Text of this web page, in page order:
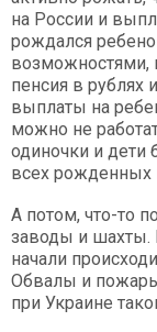
на России и
рождался
возможностями,
пенсия в рублях
выплаты на
можно не
одиночки и дети
всех
А потом, что-то
заводы и шахты.
начали
Обвалы и
при Украине